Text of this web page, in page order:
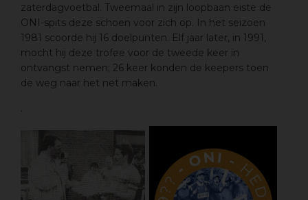
zaterdagvoetbal. Tweemaal in zijn loopbaan eiste de
ONI-spits deze schoen voor zich op. In het seizoen
1981 scoorde hij 16 doelpunten. Elf jaar later, in 1991,
mocht hij deze trofee voor de tweede keer in
ontvangst nemen; 26 keer konden de keepers toen
de weg naar het net maken.
.